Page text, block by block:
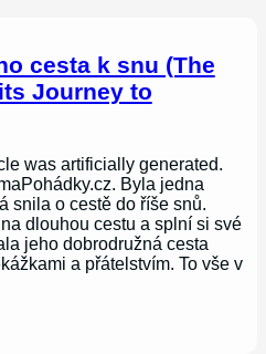
cesta k snu (The
Journey to
was artificially generated.
Byla jedna
snila o cestě do říše snů.
dlouhou cestu a splní si své
jeho dobrodružná cesta
a přátelstvím. To vše v